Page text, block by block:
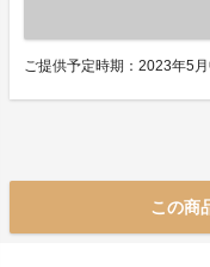
ご提供予定時期：2023年5
この商